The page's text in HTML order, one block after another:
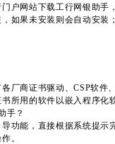
网站下载工行网银助手
如果未安装则会自动安装
商证书驱动、CSP软件
所用的软件以嵌入程序化
手？
能，直接根据系统提示
。